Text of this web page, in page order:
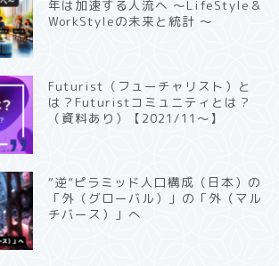
年は加速する人流へ 〜LifeStyle＆
WorkStyleの未来と統計 〜
Futurist（フューチャリスト）と
は？Futuristコミュニティとは？
（資料あり）【2021/11〜】
“逆”ピラミッド人口構成（日本）の
「外（グローバル）」の「外（マル
チバース）」へ